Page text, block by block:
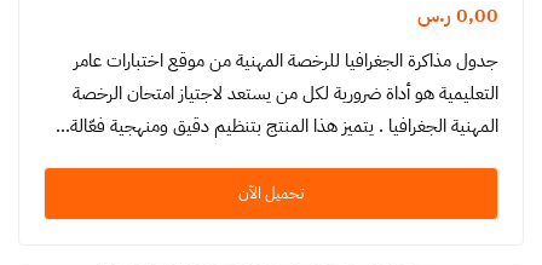
0,00 ر.س
جدول مذاكرة الجغرافيا للرخصة المهنية من موقع اختبارات عامر
التعليمية هو أداة ضرورية لكل من يستعد لاجتياز امتحان الرخصة
المهنية الجغرافيا . يتميز هذا المنتج بتنظيم دقيق ومنهجية فعّالة…
تحميل الآن